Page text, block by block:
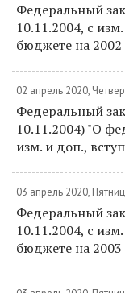
Федеральный
10.11.2004, с
бюджете на 2002
02 апрель 2020,
Федеральный
10.11.2004) "О
изм. и доп.,
03 апрель 2020,
Федеральный
10.11.2004, с
бюджете на 2003